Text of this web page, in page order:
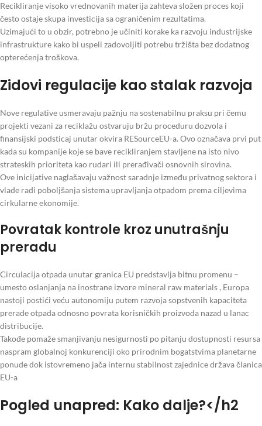
Recikliranje visoko vrednovanih materija zahteva složen proces koji
često ostaje skupa investicija sa ograničenim rezultatima.
Uzimajući to u obzir, potrebno je učiniti korake ka razvoju industrijske
infrastrukture kako bi uspeli zadovoljiti potrebu tržišta bez dodatnog
opterećenja troškova.
Zidovi regulacije kao stalak razvoja
Nove regulative usmeravaju pažnju na sostenabilnu praksu pri čemu
projekti vezani za reciklažu ostvaruju bržu proceduru dozvola i
finansijski podsticaj unutar okvira RESourceEU-a. Ovo označava prvi put
kada su kompanije koje se bave recikliranjem stavljene na isto nivo
strateskih prioriteta kao rudari ili prerađivači osnovnih sirovina.
Ove inicijative naglašavaju važnost saradnje između privatnog sektora i
vlade radi poboljšanja sistema upravljanja otpadom prema ciljevima
cirkularne ekonomije.
Povratak kontrole kroz unutrašnju
preradu
Circulacija otpada unutar granica EU predstavlja bitnu promenu –
umesto oslanjanja na inostrane izvore mineral raw materials , Europa
nastoji postići veću autonomiju putem razvoja sopstvenih kapaciteta
prerade otpada odnosno povrata korisničkih proizvoda nazad u lanac
distribucije.
Takođe pomaže smanjivanju nesigurnosti po pitanju dostupnosti resursa
naspram globalnoj konkurenciji oko prirodnim bogatstvima planetarne
ponude dok istovremeno jača internu stabilnost zajednice država članica
EU-a
Pogled unapred: Kako dalje?</h2